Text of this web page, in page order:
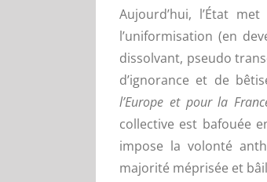
Aujourd’hui, l’État
l’uniformisation (en
dissolvant, pseudo
d’ignorance et de
l’Europe et pour la
collective est bafouée
impose la volonté
majorité méprisée et